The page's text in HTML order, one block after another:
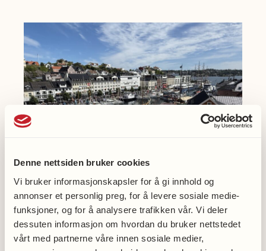
Denne nettsiden bruker cookies
Vi bruker informasjonskapsler for å gi innhold og
annonser et personlig preg, for å levere sosiale medie-
funksjoner, og for å analysere trafikken vår. Vi deler
dessuten informasjon om hvordan du bruker nettstedet
vårt med partnerne våre innen sosiale medier,
Universitetet
i
Bergen.
Møt oss på Arendalsuka